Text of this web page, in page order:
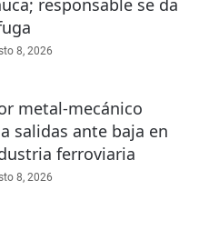
responsable se da
8, 2026
metal-mecánico
salidas ante baja en
ferroviaria
8, 2026